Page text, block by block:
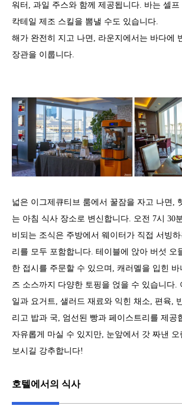
워터, 과일 주스와 함께 제공됩니다. 바는 셀프
칵테일 제조 스킬을 뽐낼 수도 있습니다.
해가 완전히 지고 나면, 라운지에서는 바다에
장관을 이룹니다.
넓은 이그제큐티브 룸에서 꿀잠을 자고 나면,
는 아침 식사 장소로 변신합니다. 오전 7시 30
비되는 조식은 주방에서 웨이터가 직접 서빙
리를 모두 포함합니다. 테이블에 앉아 버섯 오
한 접시를 주문할 수 있으며, 캐러멜을 입힌 바
즈 소스까지 다양한 토핑을 얹을 수 있습니다.
일과 요거트, 샐러드 재료와 익힌 채소, 편육,
리고 밥과 국, 엄선된 빵과 페이스트리를 제공
자유롭게 마실 수 있지만, 눈앞에서 갓 짜낸 오
보시길 강추합니다!
호텔에서의 식사